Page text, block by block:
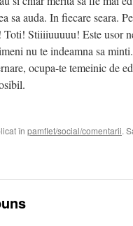
sa auda. In fiecare seara.
Stiiiiuuuuu! Este usor
nu te indeamna sa
ocupa-te temeinic de
în pamflet/social/comentarii.